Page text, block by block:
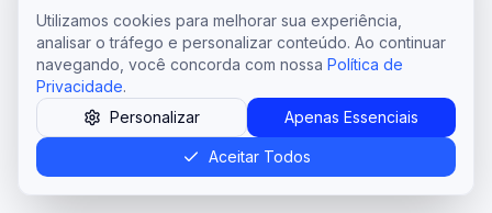
Utilizamos cookies para melhorar sua experiência,
analisar o tráfego e personalizar conteúdo. Ao continuar
navegando, você concorda com nossa Política de
Privacidade.
Personalizar
Apenas Essenciais
Aceitar Todos